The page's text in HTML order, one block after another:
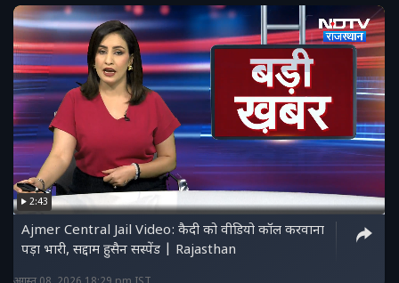
2:43
Ajmer Central Jail Video: कैदी को वीडियो कॉल करवाना
पड़ा भारी, सद्दाम हुसैन सस्पेंड | Rajasthan